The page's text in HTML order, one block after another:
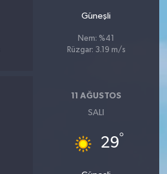
Güneşli
Nem: %41
Rüzgar: 3.19 m/s
11 AĞUSTOS
SALI
29°